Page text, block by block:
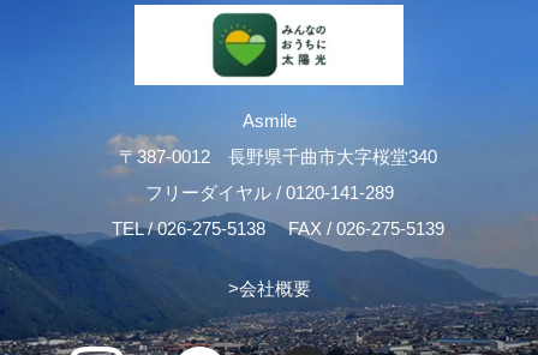
Asmile
〒387-0012 長野県千曲市大字桜堂340
フリーダイヤル / 0120-141-289
TEL /026-275-5138FAX / 026-275-5139
>会社概要